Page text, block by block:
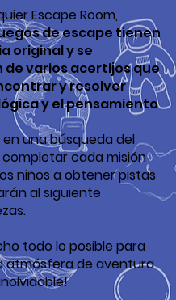
Escape Room,
de escape tienen
original y se
de varios acertijos que
y resolver
y el pensamiento
en una búsqueda del
cada misión
niños a obtener pistas
al siguiente
todo lo posible para
atmósfera de aventura